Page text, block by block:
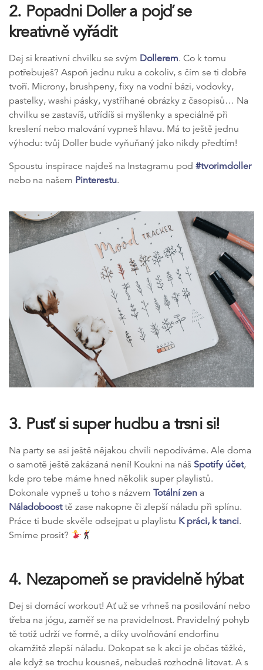
2. Popadni Doller a pojď se
kreativně vyřádit
Dej si kreativní chvilku se svým Dollerem. Co k tomu
potřebuješ? Aspoň jednu ruku a cokoliv, s čím se ti dobře
tvoří. Microny, brushpeny, fixy na vodní bázi, vodovky,
pastelky, washi pásky, vystříhané obrázky z časopisů… Na
chvilku se zastavíš, utřídíš si myšlenky a speciálně při
kreslení nebo malování vypneš hlavu. Má to ještě jednu
výhodu: tvůj Doller bude vyňuňaný jako nikdy předtím!
Spoustu inspirace najdeš na Instagramu pod #tvorimdoller
nebo na našem Pinterestu.
3. Pusť si super hudbu a trsni si!
Na party se asi ještě nějakou chvíli nepodíváme. Ale doma
o samotě ještě zakázaná není! Koukni na náš Spotify účet,
kde pro tebe máme hned několik super playlistů.
Dokonale vypneš u toho s názvem Totální zen a
Náladoboosttě zase nakopne či zlepší náladu při splínu.
Práce ti bude skvěle odsejpat u playlistu K práci, k tanci.
Smíme prosit?
4. Nezapomeň se pravidelně hýbat
Dej si domácí workout! Ať už se vrhneš na posilování nebo
třeba na jógu, zaměř se na pravidelnost. Pravidelný pohyb
tě totiž udrží ve formě, a díky uvolňování endorfinu
okamžitě zlepší náladu. Dokopat se k akci je občas těžké,
ale když se trochu kousneš, nebudeš rozhodně litovat. A s